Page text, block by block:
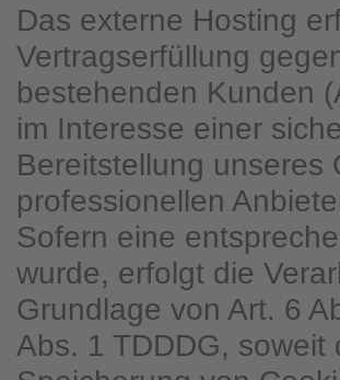
Das externe Hosting
Vertragserfüllung
bestehenden Kunden
im Interesse einer
Bereitstellung unseres
professionellen
Sofern eine
wurde, erfolgt die
Grundlage von Art. 6
Abs. 1 TDDDG,